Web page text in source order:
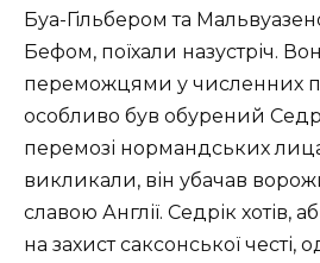
Буа-Гільбером та
Бефом, поїхали назустріч.
переможцями у численних
особливо був обурений
перемозі нормандських
викликали, він убачав
славою Англії. Седрік хотів,
на захист саксонської честі,